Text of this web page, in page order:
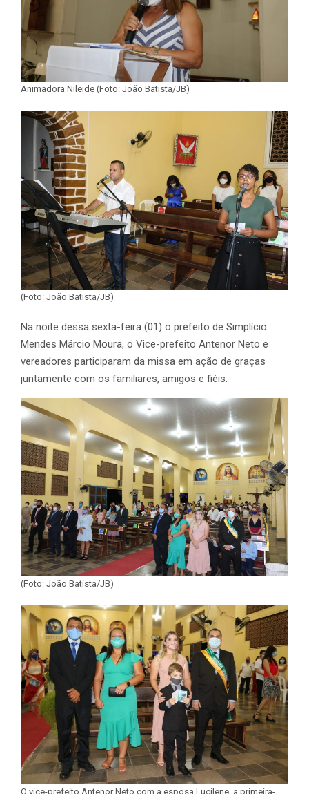
Animadora Nileide (Foto: João Batista/JB)
(Foto: João Batista/JB)
Na noite dessa sexta-feira (01) o prefeito de Simplício
Mendes Márcio Moura, o Vice-prefeito Antenor Neto e
vereadores participaram da missa em ação de graças
juntamente com os familiares, amigos e fiéis.
(Foto: João Batista/JB)
O vice-prefeito Antenor Neto com a esposa Lucilene, a primeira-